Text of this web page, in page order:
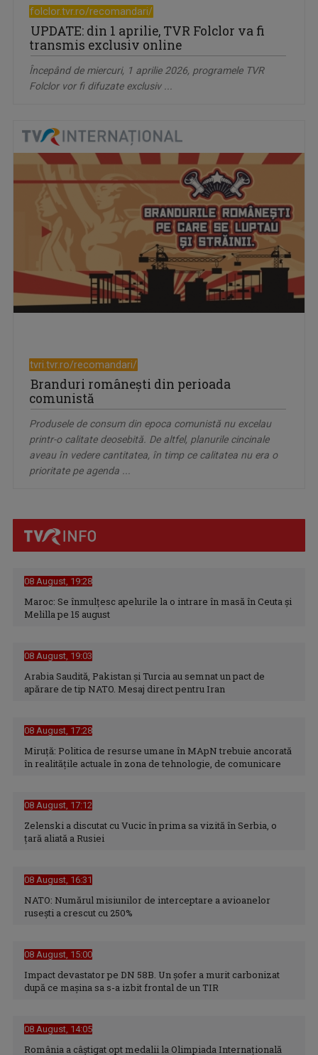
folclor.tvr.ro/recomandari/
UPDATE: din 1 aprilie, TVR Folclor va fi
transmis exclusiv online
Începând de miercuri, 1 aprilie 2026, programele TVR
Folclor vor fi difuzate exclusiv ...
tvri.tvr.ro/recomandari/
Branduri românești din perioada
comunistă
Produsele de consum din epoca comunistă nu excelau
printr-o calitate deosebită. De altfel, planurile cincinale
aveau în vedere cantitatea, în timp ce calitatea nu era o
prioritate pe agenda ...
08 August, 19:28
Maroc: Se înmulţesc apelurile la o intrare în masă în Ceuta şi
Melilla pe 15 august
08 August, 19:03
Arabia Saudită, Pakistan și Turcia au semnat un pact de
apărare de tip NATO. Mesaj direct pentru Iran
08 August, 17:28
Miruță: Politica de resurse umane în MApN trebuie ancorată
în realitățile actuale în zona de tehnologie, de comunicare
08 August, 17:12
Zelenski a discutat cu Vucic în prima sa vizită în Serbia, o
ţară aliată a Rusiei
08 August, 16:31
NATO: Numărul misiunilor de interceptare a avioanelor
ruseşti a crescut cu 250%
08 August, 15:00
Impact devastator pe DN 58B. Un șofer a murit carbonizat
după ce mașina sa s-a izbit frontal de un TIR
08 August, 14:05
România a câștigat opt medalii la Olimpiada Internațională